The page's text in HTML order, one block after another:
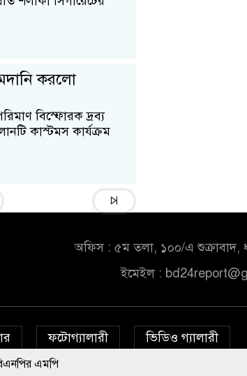
করলো
বিস্ফোরক দ্রব্য
কাস্টমস কার্যক্রম
অফিস : ৫ম তলা, ১০০/এ শুক্রাবাদ,
ইমেইল :
ফটোগ্যালারী ভিডিও গ্যালারী